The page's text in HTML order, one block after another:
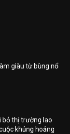
giàu từ bùng nổ
bỏ thị trường lao
khủng hoảng